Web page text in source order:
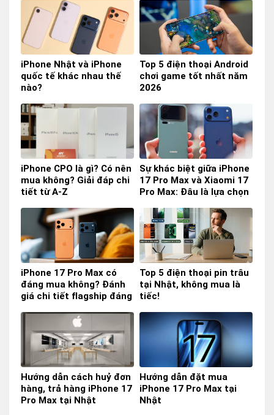
tiền
iPhone Nhật và iPhone
quốc tế khác nhau thế
nào?
Top 5 điện thoại Android
chơi game tốt nhất năm
2026
iPhone CPO là gì? Có nên
mua không? Giải đáp chi
tiết từ A-Z
Sự khác biệt giữa iPhone
17 Pro Max và Xiaomi 17
Pro Max: Đâu là lựa chọn
iPhone 17 Pro Max có
đáng mua không? Đánh
giá chi tiết flagship đáng
Top 5 điện thoại pin trâu
tại Nhật, không mua là
tiếc!
Hướng dẫn cách huỷ đơn
hàng, trả hàng iPhone 17
Pro Max tại Nhật
Hướng dẫn đặt mua
iPhone 17 Pro Max tại
Nhật